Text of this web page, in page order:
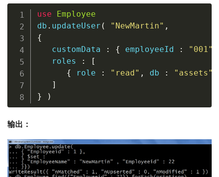
use
Employee
db . updateUser ( "NewMartin" ,
{
   customData
: { employeeId : "001"
   roles
:
[
{ role : "read" , db :
"assets"
]
}
)
输出：